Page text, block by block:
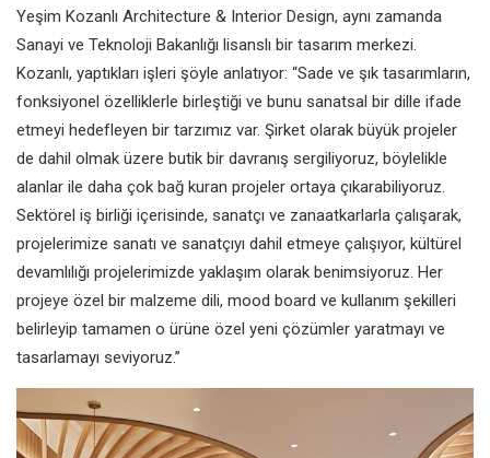
Yeşim Kozanlı Architecture & Interior Design, aynı zamanda
Sanayi ve Teknoloji Bakanlığı lisanslı bir tasarım merkezi.
Kozanlı, yaptıkları işleri şöyle anlatıyor: “Sade ve şık tasarımların,
fonksiyonel özelliklerle birleştiği ve bunu sanatsal bir dille ifade
etmeyi hedefleyen bir tarzımız var. Şirket olarak büyük projeler
de dahil olmak üzere butik bir davranış sergiliyoruz, böylelikle
alanlar ile daha çok bağ kuran projeler ortaya çıkarabiliyoruz.
Sektörel iş birliği içerisinde, sanatçı ve zanaatkarlarla çalışarak,
projelerimize sanatı ve sanatçıyı dahil etmeye çalışıyor, kültürel
devamlılığı projelerimizde yaklaşım olarak benimsiyoruz. Her
projeye özel bir malzeme dili, mood board ve kullanım şekilleri
belirleyip tamamen o ürüne özel yeni çözümler yaratmayı ve
tasarlamayı seviyoruz.”